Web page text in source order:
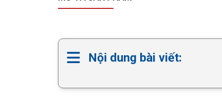
Nội dung bài viết: